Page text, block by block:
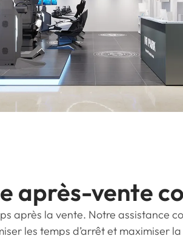
après-vente
après la vente. Notre assistance
les temps d’arrêt et maximiser